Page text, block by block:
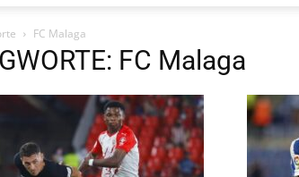
FC Malaga
FC Malaga